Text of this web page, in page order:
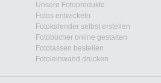
Unsere Fotoprodukte
Fotos entwickeln
Fotokalender selbst erstellen
Fotobücher online gestalten
Fototassen bestellen
Fotoleinwand drucken